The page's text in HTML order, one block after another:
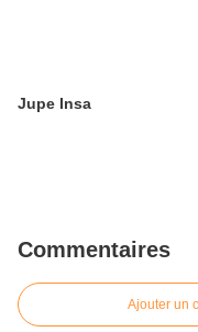
Jupe Insa
Commentaires
Ajouter un